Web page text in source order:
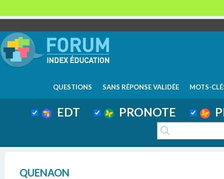
QUESTIONS SANS RÉPONSE VALIDÉE MOTS-
EDT PRONOTE
QUENAON